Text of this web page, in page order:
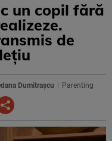
un copil fără
de
Dumitrașcu Parenting